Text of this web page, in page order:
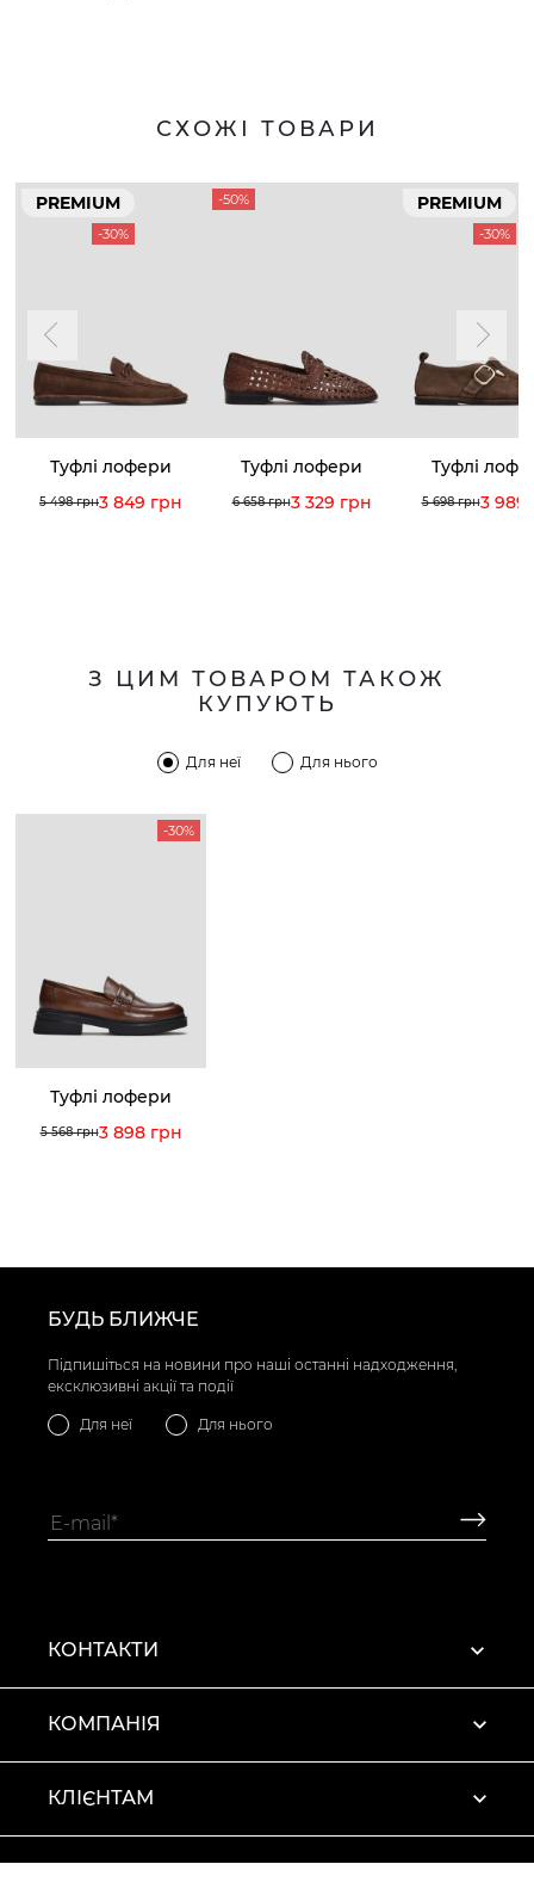
СХОЖІ ТОВАРИ
PREMIUM
-30%
Туфлі лофери
5 498 грн3 849 грн
-50%
Туфлі лофери
6 658 грн3 329 грн
PREMIUM
-30%
Туфлі
5 698 грн3 989
З ЦИМ ТОВАРОМ ТАКОЖ
КУПУЮТЬ
Для неї Для нього
-30%
Туфлі лофери
5 568 грн3 898 грн
БУДЬ БЛИЖЧЕ
Підпишіться на новини про наші останні надходження,
ексклюзивні акції та події
Для неї Для нього
КОНТАКТИ
КОМПАНІЯ
КЛІЄНТАМ